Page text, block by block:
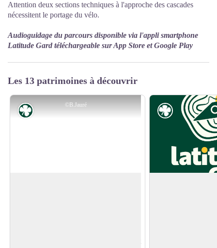
Attention deux sections techniques à l'approche des cascades
nécessitent le portage du vélo.
Audioguidage du parcours disponible via l'appli smartphone
Latitude Gard téléchargeable sur App Store et Google Play
Les 13 patrimoines à découvrir
©B.Jauré
Flore Flore